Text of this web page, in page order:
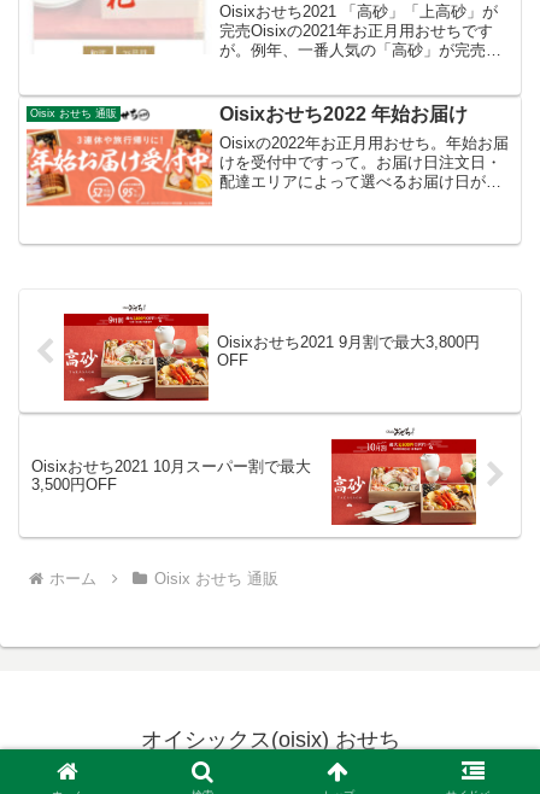
Oisixおせち2021 「高砂」「上高砂」が
完売Oisixの2021年お正月用おせちです
が。例年、一番人気の「高砂」が完売と
のほかにも売り切れとなっている...
Oisix おせち 通販 Oisixおせち2022 年始お届け
Oisixの2022年お正月用おせち。年始お届
けを受付中ですって。お届け日注文日・
配達エリアによって選べるお届け日が異
～3人前 二段重 25品販売価格 17,064
Oisixおせち2021 9月割で最大3,800円
OFF
Oisixおせち2021 10月スーパー割で最大
3,500円OFF
ホーム Oisix おせち 通販
オイシックス(oisix) おせち
© 2015-2026 オイシックス(oisix) おせち.